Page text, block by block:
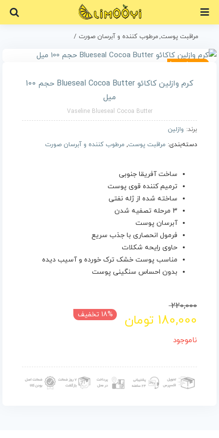
Skip
مراقبت پوست مرطوب کننده و آبرسان صورت
کرم وازلین کاکائو Blueseal Cocoa Butter حجم 100 میل
موجود نیست!
کرم وازلین کاکائو Blueseal Cocoa Butter حجم 100
میل
Vaseline Blueseal Cocoa Butter
برند: وازلین
دسته‌بندی: مراقبت پوست, مرطوب کننده و آبرسان صورت
ساخت آفریقا جنوبی
ترمیم کننده قوی پوست
ساخته شده از ژله نفتی
3 مرحله تصفیه شدن
آبرسان پوست
فرمول انحصاری با جذب سریع
حاوی رایحه شکلات
مناسب پوست خشک ترک خورده و آسیب دیده
بدون احساس سنگینی پوست
220,000
قیمت
اصلی
180,000 تومان
قیمت
فعلی
18% تخفیف
ناموجود